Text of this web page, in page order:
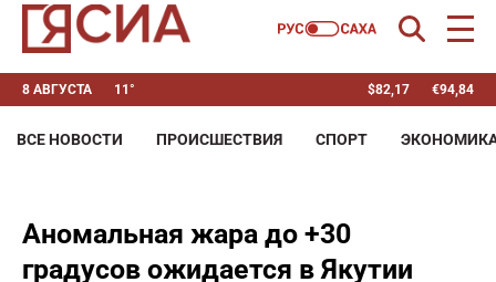
8 АВГУСТА 11° $82,17 €94,84
ВСЕ НОВОСТИ ПРОИСШЕСТВИЯ СПОРТ
Аномальная жара до +30
градусов ожидается в Якутии